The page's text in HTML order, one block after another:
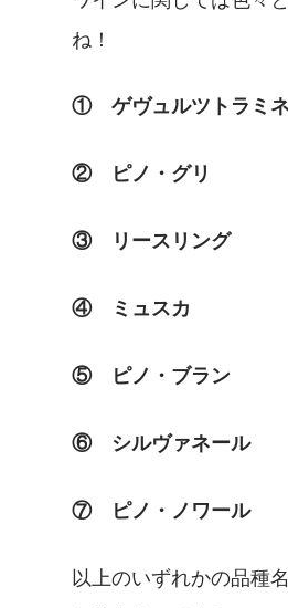
ね！
①　ゲヴュルツトラミ
②　ピノ・グリ
③　リースリング
④　ミュスカ
⑤　ピノ・ブラン
⑥　シルヴァネール
⑦　ピノ・ノワール
以上のいずれかの品種